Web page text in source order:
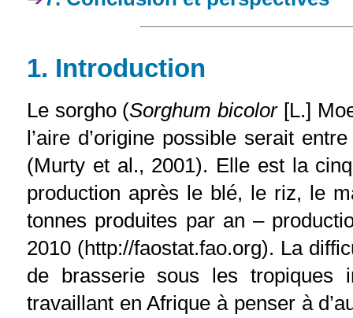
1. Introduction
Le sorgho (Sorghum bicolor[L.]
l’aire d’origine possible serait
(Murty et al., 2001). Elle est la
production après le blé, le riz, le
tonnes produites par an –
2010 (http://faostat.fao.org). La
de brasserie sous les tropiques
travaillant en Afrique à penser à